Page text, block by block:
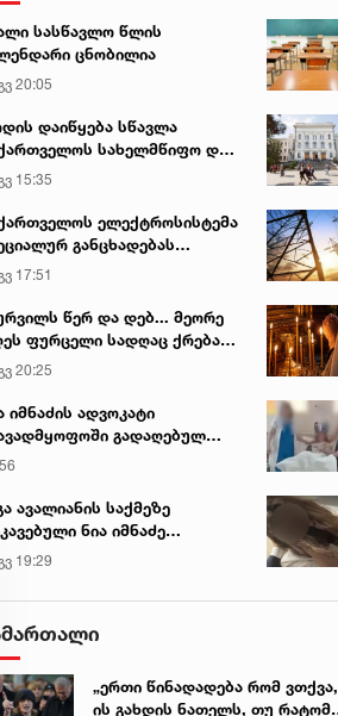
სასწავლო წლის
ცნობილია
20:05
დაიწყება სწავლა
სახელმწიფო და
უნივერსიტეტებში
15:35
ელექტროსისტემა
განცხადებას
17:51
წერ და დებ... მეორე
ფურცელი სადღაც ქრება
სურვილი სრულდება...“ -
ტაძარი შიდა
20:25
იმნაძის ადვოკატი
გადაღებულ
ავრცელებს
ავალიანის საქმეზე
ნია იმნაძე
გადაჰყავთ
19:29
„ერთი წინადადება რომ ვთქვა,
ის გახდის ნათელს, თუ რატომ